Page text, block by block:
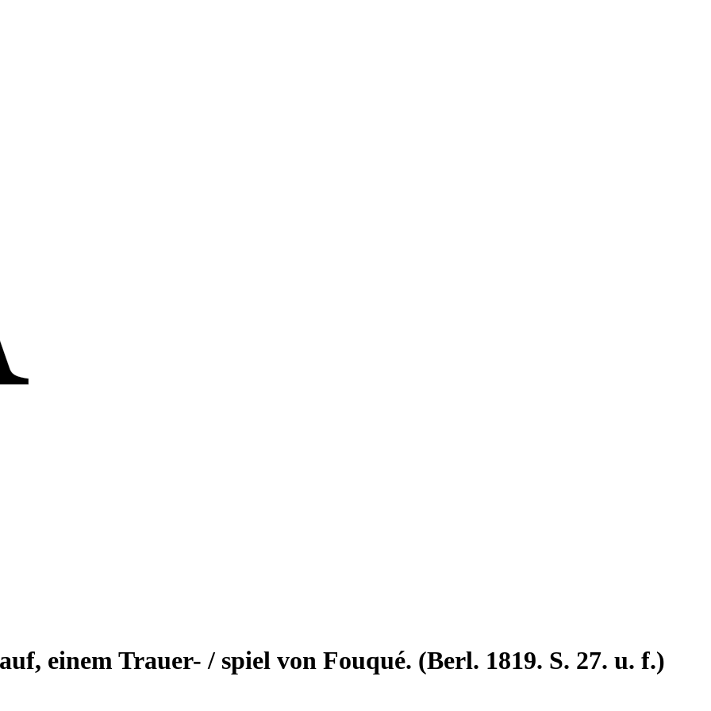
einem Trauer- / spiel von Fouqué. (Berl. 1819. S. 27. u. f.)